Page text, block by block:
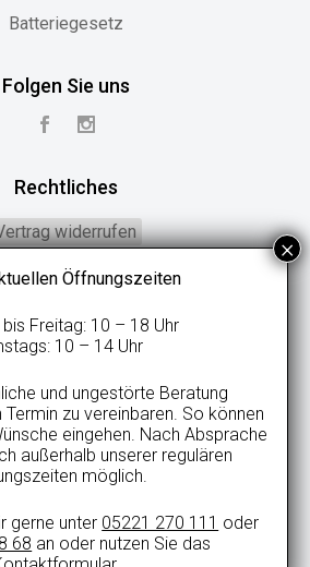
Batteriegesetz
Folgen Sie uns
Rechtliches
widerrufen
Widerrufsbelehrung
Impressum
Versandkosten.
sweetdreamsbetten.de
Öffnungszeiten
Freitag: 10 – 18 Uhr
10 – 14 Uhr
und ungestörte Beratung
Termin zu vereinbaren. So können
eingehen. Nach Absprache
außerhalb unserer regulären
möglich.
gerne unter 05221 270 111 oder
68 an oder nutzen Sie das